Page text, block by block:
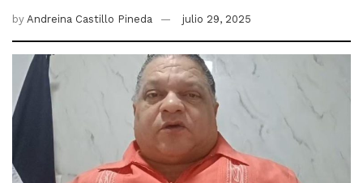
by Andreina Castillo Pineda julio 29, 2025